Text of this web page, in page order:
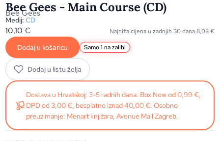
Bee Gees - Main Course (CD)
Bee Gees
Medij: CD
10,10€ Najniža cijena u zadnjih 30 dana8,08€
Dodaj u košaricu Samo 1 na zalihi
Dodaj u listu želja
Dostava u Hrvatskoj: 3-5 radnih dana. Box Now od 0,99 €,
DPD od 3,00 €, besplatno iznad 40,00 €. Osobno
preuzimanje: Menart knjižara, Avenue Mall Zagreb.